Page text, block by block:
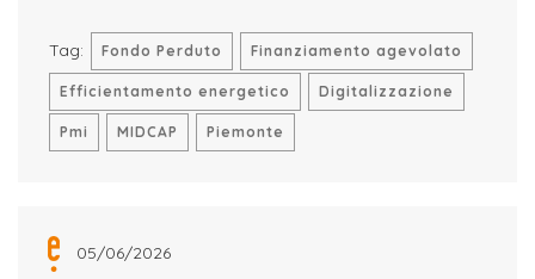
Tag: Fondo Perduto Finanziamento agevolato
Efficientamento energetico Digitalizzazione
Pmi MIDCAP Piemonte
05/06/2026